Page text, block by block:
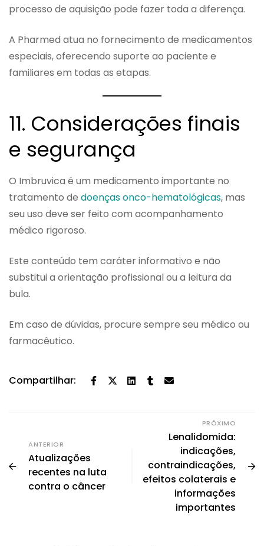
processo de aquisição pode fazer toda a diferença.
A Pharmed atua no fornecimento de medicamentos
especiais, oferecendo suporte ao paciente e
familiares em todas as etapas.
11. Considerações finais
e segurança
O Imbruvica é um medicamento importante no
tratamento de doenças onco-hematológicas, mas
seu uso deve ser feito com acompanhamento
médico rigoroso.
Este conteúdo tem caráter informativo e não
substitui a orientação profissional ou a leitura da
bula.
Em caso de dúvidas, procure sempre seu médico ou
farmacêutico.
Compartilhar:
ANTERIOR
Atualizações
recentes na luta
contra o câncer
PRÓXIMO
Lenalidomida:
indicações,
contraindicações,
efeitos colaterais e
informações
importantes